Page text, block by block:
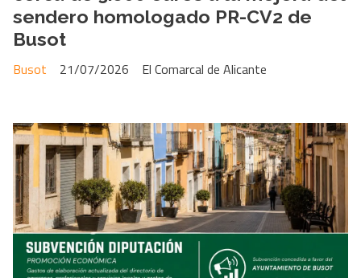
sendero homologado PR-CV2 de
Busot
El Comarcal de Alicante
Busot 21/07/2026